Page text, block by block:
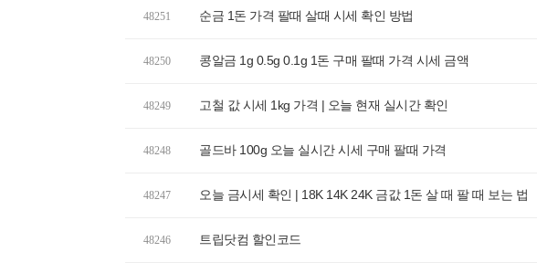
48251 순금 1돈 가격 팔때 살때 시세 확인 방법
48250 콩알금 1g 0.5g 0.1g 1돈 구매 팔때 가격 시세 금액
48249 고철 값 시세 1kg 가격 | 오늘 현재 실시간 확인
48248 골드바 100g 오늘 실시간 시세 구매 팔때 가격
48247 오늘 금시세 확인 | 18K 14K 24K 금값 1돈 살 때 팔 때 보는 법
48246 트립닷컴 할인코드